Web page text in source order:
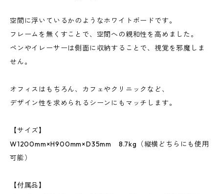
空間に浮いているかのようなホワイトボードです。
フレームを無くすことで、空間への親和性を高めました。
ペンやイレーサーは側面に収納することで、視覚を邪魔しま
せん。
オフィスはもちろん、カフェやクリニックなど、
デザイン性を求められるシーンにもマッチします。
【サイズ】
W1200mm×H900mm×D35mm 8.7kg（縦横どちらにも使用
可能）
【付属品】